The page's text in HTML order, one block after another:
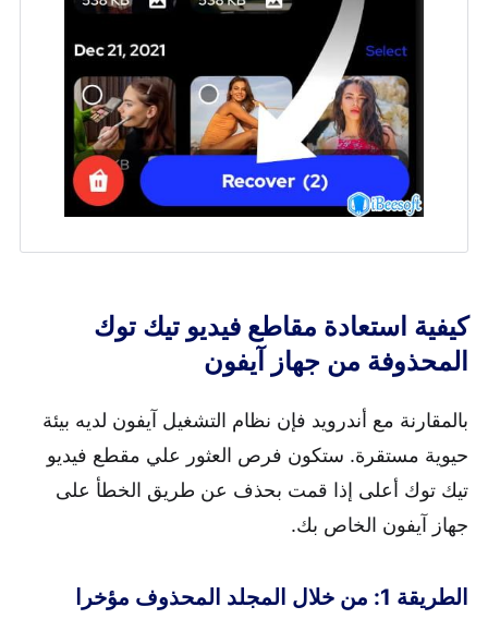
كيفية استعادة مقاطع فيديو تيك توك
المحذوفة من جهاز آيفون
بالمقارنة مع أندرويد فإن نظام التشغيل آيفون لديه بيئة
حيوية مستقرة. ستكون فرص العثور علي مقطع فيديو
تيك توك أعلى إذا قمت بحذف عن طريق الخطأ على
جهاز آيفون الخاص بك.
الطريقة 1: من خلال المجلد المحذوف مؤخرا